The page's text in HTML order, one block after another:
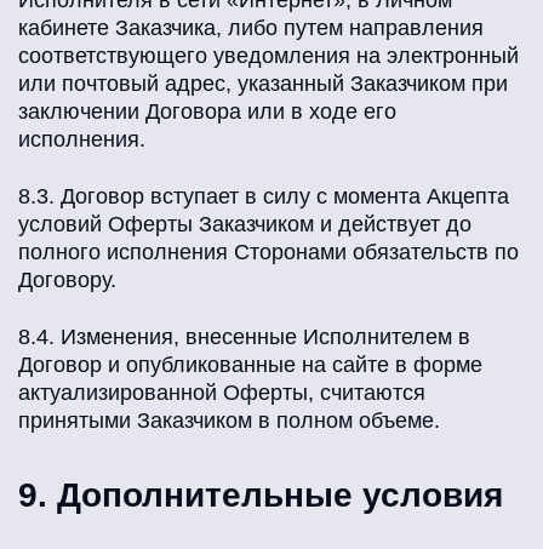
кабинете Заказчика, либо путем направления
соответствующего уведомления на электронный
или почтовый адрес, указанный Заказчиком при
заключении Договора или в ходе его
исполнения.
8.3. Договор вступает в силу с момента Акцепта
условий Оферты Заказчиком и действует до
полного исполнения Сторонами обязательств по
Договору.
8.4. Изменения, внесенные Исполнителем в
Договор и опубликованные на сайте в форме
актуализированной Оферты, считаются
принятыми Заказчиком в полном объеме.
9. Дополнительные условия